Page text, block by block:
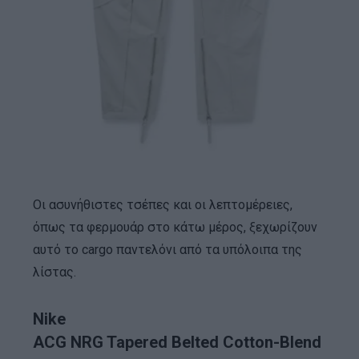
Οι ασυνήθιστες τσέπες και οι λεπτομέρειες,
όπως τα φερμουάρ στο κάτω μέρος, ξεχωρίζουν
αυτό το cargo παντελόνι από τα υπόλοιπα της
λίστας.
Nike
ACG NRG Tapered Belted Cotton-Blend